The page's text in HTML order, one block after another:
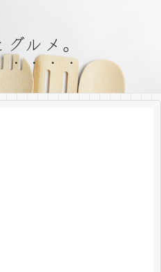
ルメ。